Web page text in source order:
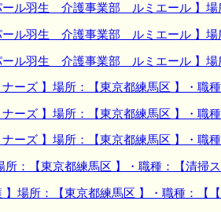
ル羽生 介護事業部 ルミエール 】場
ル羽生 介護事業部 ルミエール 】場
ル羽生 介護事業部 ルミエール 】場
ズ 】場所：【東京都練馬区 】・職
ズ 】場所：【東京都練馬区 】・職
ズ 】場所：【東京都練馬区 】・職
：【東京都練馬区 】・職種：【清掃ス
場所：【東京都練馬区 】・職種：【